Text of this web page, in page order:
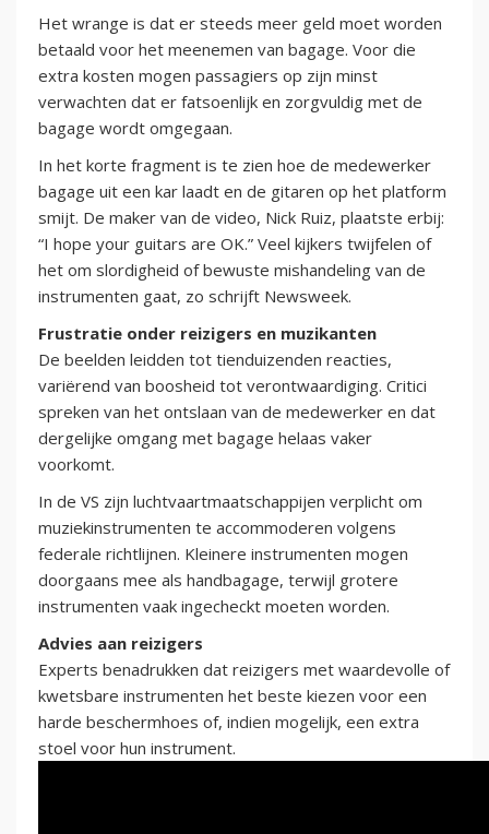
Het wrange is dat er steeds meer geld moet worden
betaald voor het meenemen van bagage. Voor die
extra kosten mogen passagiers op zijn minst
verwachten dat er fatsoenlijk en zorgvuldig met de
bagage wordt omgegaan.
In het korte fragment is te zien hoe de medewerker
bagage uit een kar laadt en de gitaren op het platform
smijt. De maker van de video, Nick Ruiz, plaatste erbij:
“I hope your guitars are OK.” Veel kijkers twijfelen of
het om slordigheid of bewuste mishandeling van de
instrumenten gaat, zo schrijft Newsweek.
Frustratie onder reizigers en muzikanten
De beelden leidden tot tienduizenden reacties,
variërend van boosheid tot verontwaardiging. Critici
spreken van het ontslaan van de medewerker en dat
dergelijke omgang met bagage helaas vaker
voorkomt.
In de VS zijn luchtvaartmaatschappijen verplicht om
muziekinstrumenten te accommoderen volgens
federale richtlijnen. Kleinere instrumenten mogen
doorgaans mee als handbagage, terwijl grotere
instrumenten vaak ingecheckt moeten worden.
Advies aan reizigers
Experts benadrukken dat reizigers met waardevolle of
kwetsbare instrumenten het beste kiezen voor een
harde beschermhoes of, indien mogelijk, een extra
stoel voor hun instrument.